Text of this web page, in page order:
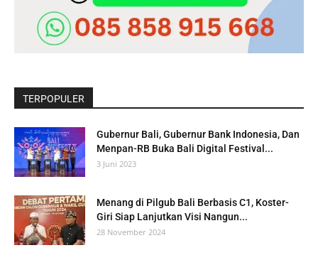
TERPOPULER
Gubernur Bali, Gubernur Bank Indonesia, Dan
Menpan-RB Buka Bali Digital Festival...
3 Juni 2023
Menang di Pilgub Bali Berbasis C1, Koster-
Giri Siap Lanjutkan Visi Nangun...
28 November 2024